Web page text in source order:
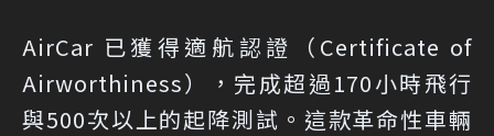
AirCar 已獲得適航認證（Certificate of
Airworthiness），完成超過170小時飛行
與500次以上的起降測試。這款革命性車輛